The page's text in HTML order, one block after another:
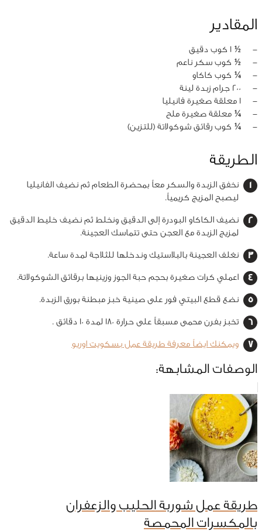
المقادير
‏-
½ 1 كوب دقيق
‏-
½ كوب سكر ناعم
‏-
¼ كوب كاكاو
‏-
200 جرام زبدة لينة
‏-
1 معلقة صغيرة فانيليا
‏-
¼ معلقة صغيرة ملح
‏-
¼ كوب رقائق شوكولاتة (للتزين)
الطريقة
نخفق الزبدة والسكر معاً بمحضرة الطعام ثم نضيف الفانيليا
ليصبح المزيج كريمياً.
نضيف الكاكاو البودرة إلى الدقيق ونخلط ثم نضيف خليط الدقيق
لمزيج الزبدة مع العجن حتى تتماسك العجينة.
نغلف العجينة بالبلاستيك وندخلها للثلاجة لمدة ساعة.
اعملي كرات صغيرة بحجم حبة الجوز وزينيها برقائق الشوكولاتة.
نضع قطع البيتي فور على صينية خبز مبطنة بورق الزبدة.
تخبز بفرن محمى مسبقاً على حرارة 180 لمدة 10 دقائق .
ويمكنك ايضاً معرفة طريقة عمل بسكويت اوريو
الوصفات المشابهة:
طريقة عمل شوربة الحليب والزعفران
بالمكسرات المحمصة